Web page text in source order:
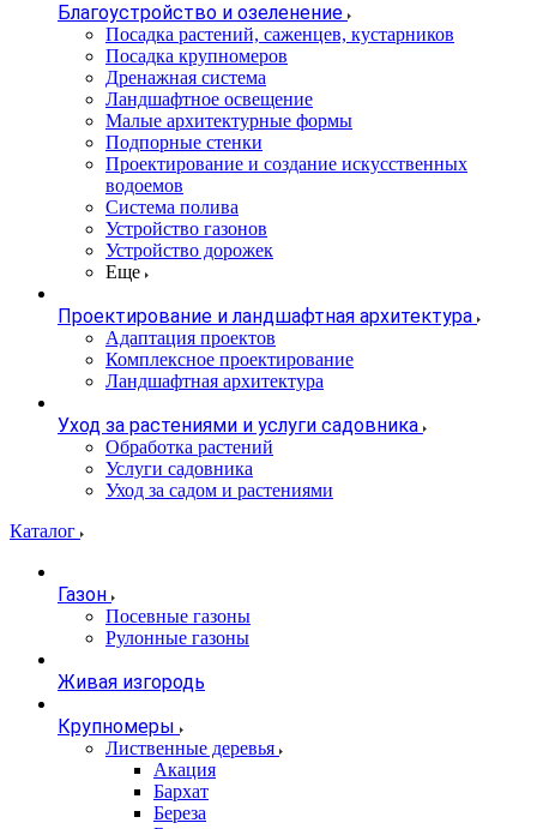
Благоустройство и озеленение
Посадка растений, саженцев, кустарников
Посадка крупномеров
Дренажная система
Ландшафтное освещение
Малые архитектурные формы
Подпорные стенки
Проектирование и создание искусственных
водоемов
Система полива
Устройство газонов
Устройство дорожек
Еще
Проектирование и ландшафтная архитектура
Адаптация проектов
Комплексное проектирование
Ландшафтная архитектура
Уход за растениями и услуги садовника
Обработка растений
Услуги садовника
Уход за садом и растениями
Каталог
Газон
Посевные газоны
Рулонные газоны
Живая изгородь
Крупномеры
Лиственные деревья
Акация
Бархат
Береза